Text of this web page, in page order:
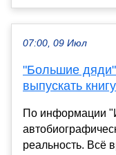
07:00, 09 Июл
"Большие
выпускать
По информации
реальность. Всё